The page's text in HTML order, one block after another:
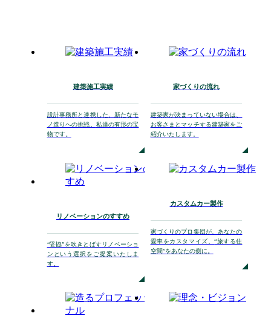
建築施工実績
設計事務所と連携した、新たなモ
ノ造りへの挑戦。 私達の有形の宝
物です。
家づくりの流れ
建築家が決まっていない場合は、
お客さまとマッチする建築家をご
紹介いたします。
リノベーションのすすめ
“妥協”を吹きとばすリノベーショ
ンという選択を ご提案いたしま
す。
カスタムカー製作
家づくりのプロ集団が、 あなたの
愛車をカスタマイズ。“旅する住
空間”をあなたの側に。